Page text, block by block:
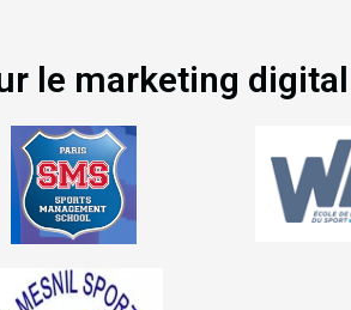
le marketing